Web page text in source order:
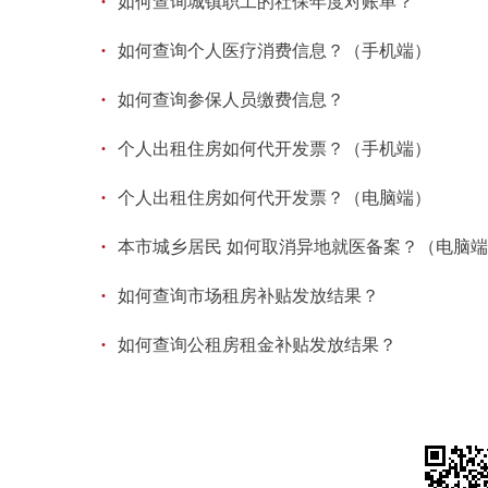
· 如何查询个人医疗消费信息？（手机端）
· 如何查询参保人员缴费信息？
· 个人出租住房如何代开发票？（手机端）
· 个人出租住房如何代开发票？（电脑端）
· 本市城乡居民 如何取消异地就医备案？（电脑
· 如何查询市场租房补贴发放结果？
· 如何查询公租房租金补贴发放结果？